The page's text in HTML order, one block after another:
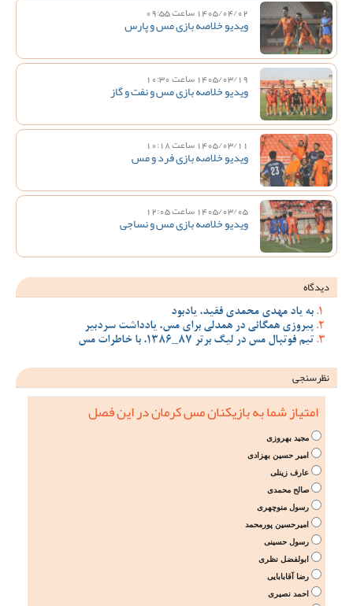
1405/04/02 ساعت 09:55
ویدیو خلاصه بازی مس و پارس
1405/03/19 ساعت 10:30
ویدیو خلاصه بازی مس و نفت و گاز
1405/03/11 ساعت 10:18
ویدیو خلاصه بازی فرد و مس
1405/03/05 ساعت 12:05
ویدیو خلاصه بازی مس و نساجی
دیدگاه
به یاد مهدی محمدی فقید، یادبود
پیروزی همگانی در همدلی برای مس، یادداشت سردبیر
تیم فوتبال مس در لیگ برتر 87_1386، با خاطرات مس
نظرسنجی
امتیاز شما به بازیکنان مس کرمان در این فصل
مجید بهروزی
امیر حسین بهزادی
عارف زینلی
صالح محمدی
رسول منوچهری
امیرحسین پورمحمد
رسول حسینی
ابولفضل نظری
رضا آقابابایی
احمد نصیری